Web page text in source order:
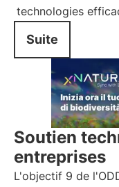
technologies
Suite
Soutien
entreprises
L'objectif 9 de